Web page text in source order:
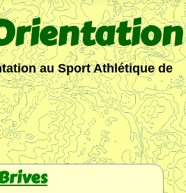
au Sport Athlétique de